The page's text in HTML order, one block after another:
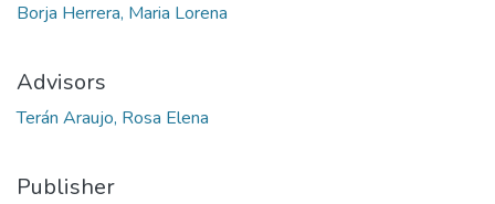
Borja Herrera, Maria Lorena
Advisors
Terán Araujo, Rosa Elena
Publisher